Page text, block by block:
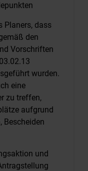
Planers, dass
den
Vorschriften
wurden.
eine
zu treffen,
aufgrund
Bescheiden
und